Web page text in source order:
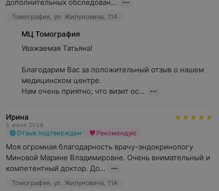
дополнительных обследован...
Томография, ул. Жилуновича, 11А
МЦ Томография
Уважаемая Татьяна!
Благодарим Вас за положительный отзыв о нашем
медицинском центре.
Нам очень приятно, что визит ос...
Ирина
5 июня 2026
Отзыв подтвержден Рекомендую
Моя огромная благодарность врачу-эндокринологу
Миновой Марине Владимировне. Очень внимательный и
компетентный доктор. До...
Томография, ул. Жилуновича, 11А